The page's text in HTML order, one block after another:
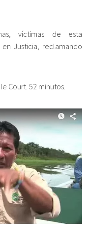
víctimas de esta
Justicia, reclamando
Court. 52 minutos.